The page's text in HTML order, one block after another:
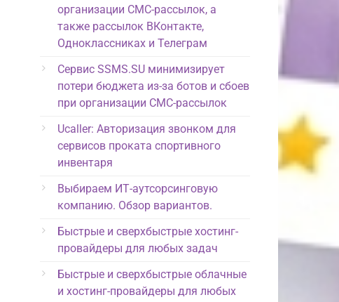
организации СМС-рассылок, а
также рассылок ВКонтакте,
Одноклассниках и Телеграм
Сервис SSMS.SU минимизирует
потери бюджета из-за ботов и сбоев
при организации СМС-рассылок
Ucaller: Авторизация звонком для
сервисов проката спортивного
инвентаря
Выбираем ИТ-аутсорсинговую
компанию. Обзор вариантов.
Быстрые и сверхбыстрые хостинг-
провайдеры для любых задач
Быстрые и сверхбыстрые облачные
и хостинг-провайдеры для любых